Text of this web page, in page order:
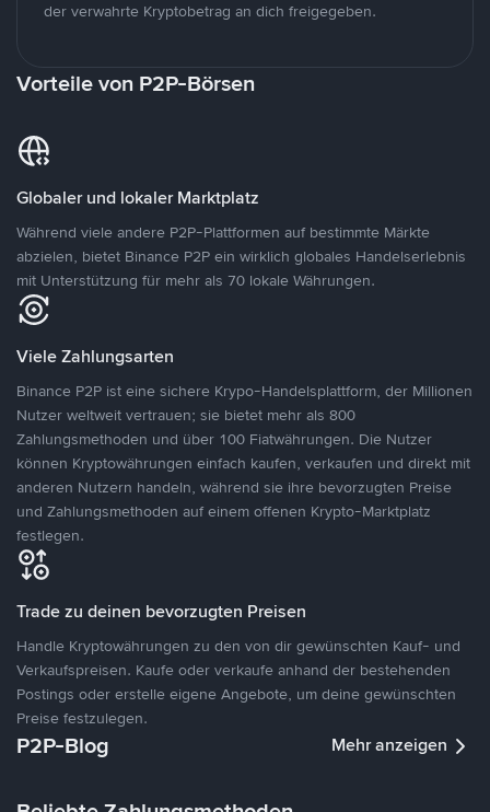
der verwahrte Kryptobetrag an dich freigegeben.
Vorteile von P2P-Börsen
Globaler und lokaler Marktplatz
Während viele andere P2P-Plattformen auf bestimmte Märkte
abzielen, bietet Binance P2P ein wirklich globales Handelserlebnis
mit Unterstützung für mehr als 70 lokale Währungen.
Viele Zahlungsarten
Binance P2P ist eine sichere Krypo-Handelsplattform, der Millionen
Nutzer weltweit vertrauen; sie bietet mehr als 800
Zahlungsmethoden und über 100 Fiatwährungen. Die Nutzer
können Kryptowährungen einfach kaufen, verkaufen und direkt mit
anderen Nutzern handeln, während sie ihre bevorzugten Preise
und Zahlungsmethoden auf einem offenen Krypto-Marktplatz
festlegen.
Trade zu deinen bevorzugten Preisen
Handle Kryptowährungen zu den von dir gewünschten Kauf- und
Verkaufspreisen. Kaufe oder verkaufe anhand der bestehenden
Postings oder erstelle eigene Angebote, um deine gewünschten
Preise festzulegen.
P2P-Blog Mehr anzeigen